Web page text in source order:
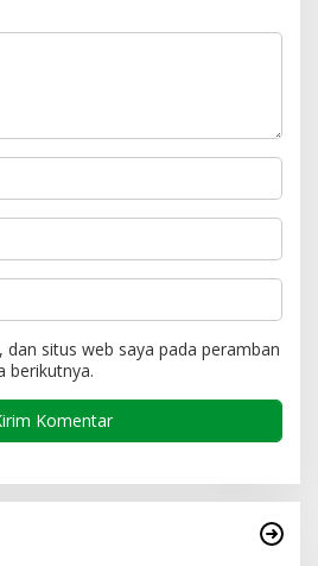
dan situs web saya pada peramban
berikutnya.